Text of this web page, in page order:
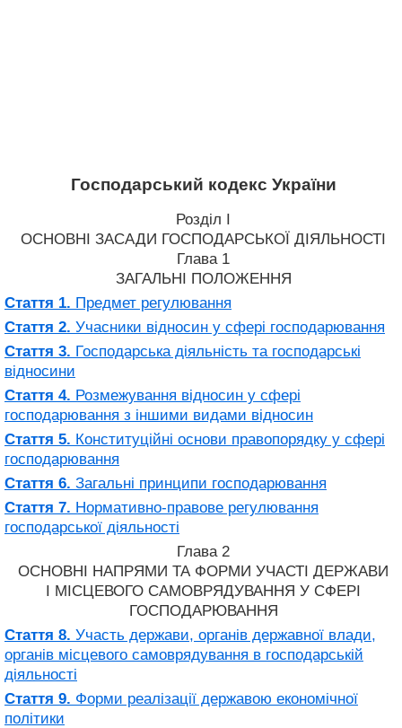
Господарський кодекс України
Розділ I
ОСНОВНІ ЗАСАДИ ГОСПОДАРСЬКОЇ ДІЯЛЬНОСТІ
Глава 1
ЗАГАЛЬНІ ПОЛОЖЕННЯ
Стаття 1. Предмет регулювання
Стаття 2. Учасники відносин у сфері господарювання
Стаття 3. Господарська діяльність та господарські
відносини
Стаття 4. Розмежування відносин у сфері
господарювання з іншими видами відносин
Стаття 5. Конституційні основи правопорядку у сфері
господарювання
Стаття 6. Загальні принципи господарювання
Стаття 7. Нормативно-правове регулювання
господарської діяльності
Глава 2
ОСНОВНІ НАПРЯМИ ТА ФОРМИ УЧАСТІ ДЕРЖАВИ
І МІСЦЕВОГО САМОВРЯДУВАННЯ У СФЕРІ
ГОСПОДАРЮВАННЯ
Стаття 8. Участь держави, органів державної влади,
органів місцевого самоврядування в господарській
діяльності
Стаття 9. Форми реалізації державою економічної
політики